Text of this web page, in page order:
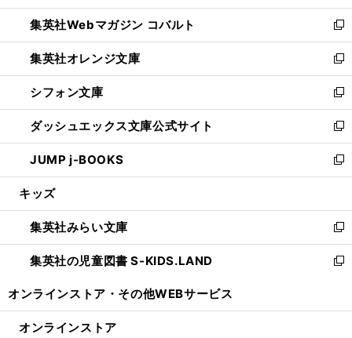
開
く
ウ
で
開
く
ン
ド
ウ
で
開
く
ウ
ィ
ン
ド
ウ
で
開
く
集英社Webマガジン コバルト
新
し
い
ウ
ィ
ン
ド
ウ
で
開
集英社オレンジ文庫
新
し
い
ウ
ィ
ン
ド
ウ
開
く
シフォン文庫
新
し
い
ウ
ィ
ン
ウ
で
開
く
ダッシュエックス文庫公式サイト
新
し
い
ウ
ン
ド
ウ
で
JUMP j-BOOKS
新
し
ウ
ィ
ン
ド
開
キッズ
集英社みらい文庫
新
し
い
ン
集英社の児童図書 S-KIDS.LAND
新
ウ
オンラインストア・ その他WEBサービス
オンラインストア